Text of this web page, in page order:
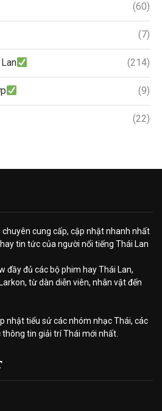
(60)
(7)
(214)
(9)
(22)
cung cấp, cập nhật nhanh nhất
tin tức của người nổi tiếng Thái Lan
đầy đủ các bộ phim hay Thái Lan,
từ dàn diễn viên, nhân vật đến
nhật tiểu sử các nhóm nhạc Thái, các
tin giải trí Thái mới nhất.